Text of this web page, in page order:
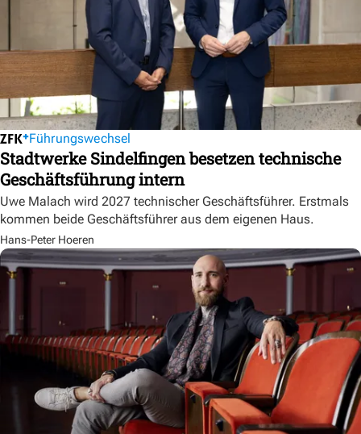
Führungswechsel
Stadtwerke Sindelfingen besetzen technische
Geschäftsführung intern
Uwe Malach wird 2027 technischer Geschäftsführer. Erstmals
kommen beide Geschäftsführer aus dem eigenen Haus.
Hans-Peter Hoeren